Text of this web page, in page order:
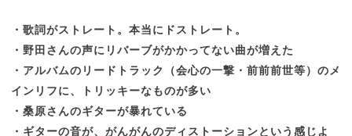
・歌詞がストレート。本当にドストレート。
・野田さんの声にリバーブがかかってない曲が増えた
・アルバムのリードトラック（会心の一撃・前前前世等）のメ
インリフに、トリッキーなものが多い
・桑原さんのギターが暴れている
・ギターの音が、がんがんのディストーションという感じよ